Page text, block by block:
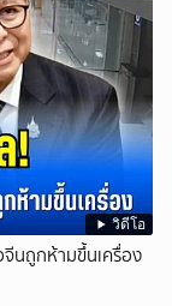
วิดีโอ
นถูกห้ามขึ้นเครื่อง